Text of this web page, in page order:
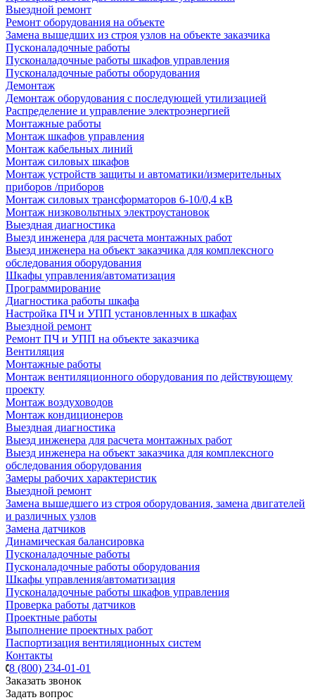
Выездной ремонт
Ремонт оборудования на объекте
Замена вышедших из строя узлов на объекте заказчика
Пусконаладочные работы
Пусконаладочные работы шкафов управления
Пусконаладочные работы оборудования
Демонтаж
Демонтаж оборудования с последующей утилизацией
Распределение и управление электроэнергией
Монтажные работы
Монтаж шкафов управления
Монтаж кабельных линий
Монтаж силовых шкафов
Монтаж устройств защиты и автоматики/измерительных
приборов /приборов
Монтаж силовых трансформаторов 6-10/0,4 кВ
Монтаж низковольтных электроустановок
Выездная диагностика
Выезд инженера для расчета монтажных работ
Выезд инженера на объект заказчика для комплексного
обследования оборудования
Шкафы управления/автоматизация
Программирование
Диагностика работы шкафа
Настройка ПЧ и УПП установленных в шкафах
Выездной ремонт
Ремонт ПЧ и УПП на объекте заказчика
Вентиляция
Монтажные работы
Монтаж вентиляционного оборудования по действующему
проекту
Монтаж воздуховодов
Монтаж кондиционеров
Выездная диагностика
Выезд инженера для расчета монтажных работ
Выезд инженера на объект заказчика для комплексного
обследования оборудования
Замеры рабочих характеристик
Выездной ремонт
Замена вышедшего из строя оборудования, замена двигателей
и различных узлов
Замена датчиков
Динамическая балансировка
Пусконаладочные работы
Пусконаладочные работы оборудования
Шкафы управления/автоматизация
Пусконаладочные работы шкафов управления
Проверка работы датчиков
Проектные работы
Выполнение проектных работ
Паспортизация вентиляционных систем
Контакты
8 (800) 234-01-01
Заказать звонок
Задать вопрос